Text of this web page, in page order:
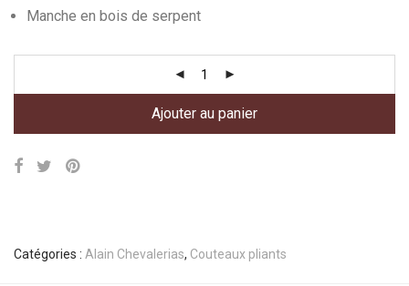
Manche en bois de serpent
Ajouter au panier
Catégories : Alain Chevalerias, Couteaux pliants